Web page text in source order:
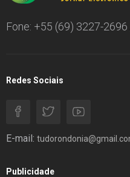
Fone: +55 (69) 3227-
Redes Sociais
E-mail:
Publicidade